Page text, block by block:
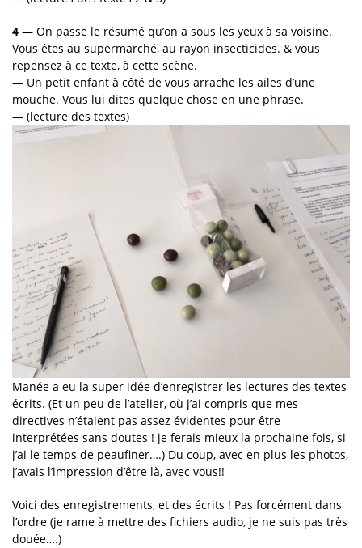
4 — On passe le résumé qu’on a sous les yeux à sa voisine.
Vous êtes au supermarché, au rayon insecticides. & vous
repensez à ce texte, à cette scène.
— Un petit enfant à côté de vous arrache les ailes d’une
mouche. Vous lui dites quelque chose en une phrase.
— (lecture des textes)
Manée a eu la super idée d’enregistrer les lectures des textes
écrits. (Et un peu de l’atelier, où j’ai compris que mes
directives n’étaient pas assez évidentes pour être
interprétées sans doutes ! je ferais mieux la prochaine fois, si
j’ai le temps de peaufiner….) Du coup, avec en plus les photos,
j’avais l’impression d’être là, avec vous!!
Voici des enregistrements, et des écrits ! Pas forcément dans
l’ordre (je rame à mettre des fichiers audio, je ne suis pas très
douée….)